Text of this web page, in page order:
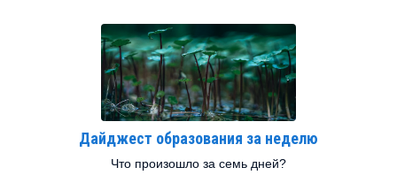
Дайджест образования за неделю
Что произошло за семь дней?